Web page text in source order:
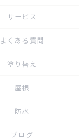
サービス
よくある質問
塗り替え
屋根
防水
ブログ